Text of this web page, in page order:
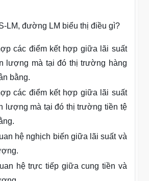
LM, đường LM biểu thị điều gì?
các điểm kết hợp giữa lãi suất
lượng mà tại đó thị trường hàng
bằng.
các điểm kết hợp giữa lãi suất
lượng mà tại đó thị trường tiền tệ
hệ nghịch biến giữa lãi suất và
hệ trực tiếp giữa cung tiền và